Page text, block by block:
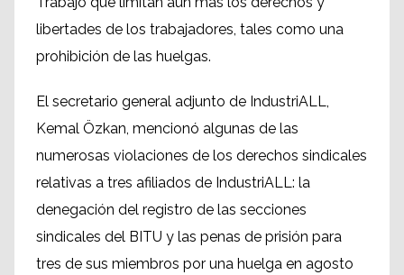
libertades de los trabajadores, tales como una
prohibición de las huelgas.
El secretario general adjunto de IndustriALL,
Kemal Özkan, mencionó algunas de las
numerosas violaciones de los derechos sindicales
relativas a tres afiliados de IndustriALL: la
denegación del registro de las secciones
sindicales del BITU y las penas de prisión para
tres de sus miembros por una huelga en agosto